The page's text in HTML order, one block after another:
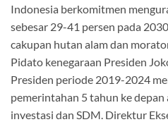
Indonesia berkomitmen
sebesar 29-41 persen pada
cakupan hutan alam dan
Pidato kenegaraan Presiden
Presiden periode 2019-2024
pemerintahan 5 tahun ke
investasi dan SDM. Direktur